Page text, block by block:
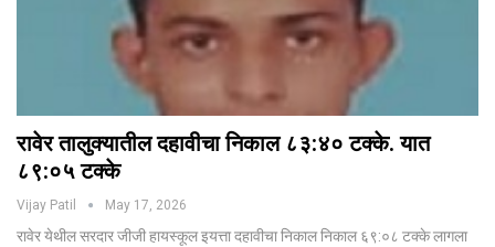
रावेर तालुक्यातील दहावीचा निकाल ८३:४० टक्के. यात
८९:०५ टक्के
Vijay Patil May 17, 2026
रावेर येथील सरदार जीजी हायस्कूल इयत्ता दहावीचा निकाल निकाल ६९:०८ टक्के लागला